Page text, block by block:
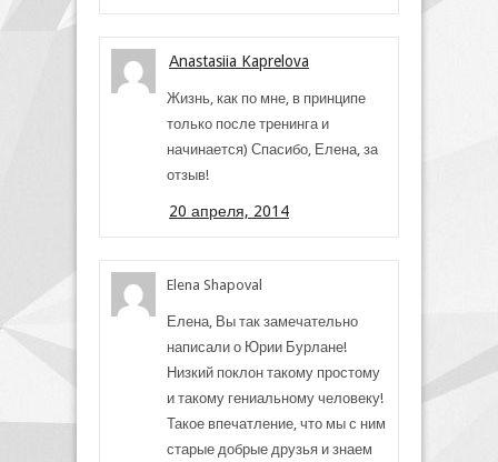
Аnastasiia Kaprelova
Жизнь, как по мне, в принципе
только после тренинга и
начинается) Спасибо, Елена, за
отзыв!
20 апреля, 2014
Elena Shapoval
Елена, Вы так замечательно
написали о Юрии Бурлане!
Низкий поклон такому простому
и такому гениальному человеку!
Такое впечатление, что мы с ним
старые добрые друзья и знаем